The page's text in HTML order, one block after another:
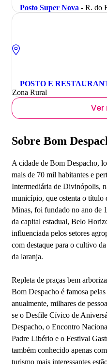
Posto Super Nova - R. do
POSTO E
Zona Rural
Ver
Sobre Bom
A cidade de Bom Despacho,
mais de 70 mil habitantes e
Intermediária de Divinópolis,
município, que ostenta o título
Minas, foi fundado no ano de
da capital estadual, Belo
influenciada pelos setores
com destaque para o cultivo
da laranja.
Repleta de praças bem
Bom Despacho é famosa
anualmente, milhares de
se o Desfile Cívico de
Despacho, o Encontro
Padre Libério e o Festival
também conhecido apenas
turismo mais interessantes